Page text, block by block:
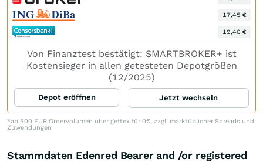
17,45 €
19,40 €
Von Finanztest bestätigt: SMARTBROKER+ ist
Kostensieger in allen getesteten Depotgrößen
(12/2025)
Depot eröffnen Jetzt wechseln
*ab 500 EUR Ordervolumen über gettex für 0€, zzgl. marktüblicher Spreads und
Zuwendungen
Stammdaten Edenred Bearer and /or registered